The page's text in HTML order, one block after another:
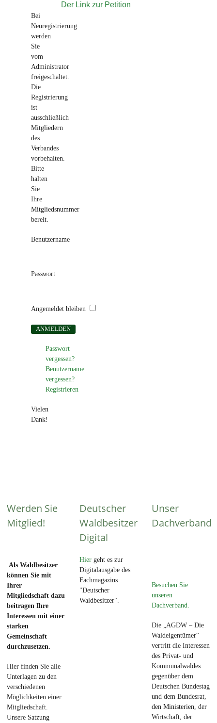
Bei
Neuregistrierung
werden
Sie
vom
Administrator
freigeschaltet.
Die
Registrierung
ist
ausschließlich
Mitgliedern
des
Verbandes
vorbehalten.
Bitte
halten
Sie
Ihre
Mitgliedsnummer
bereit.
Benutzername
Passwort
Angemeldet bleiben
Passwort
vergessen?
Benutzername
vergessen?
Registrieren
Vielen
Dank!
Der Link zur Petition
Werden Sie
Mitglied!
Als Waldbesitzer
können Sie mit
Ihrer
Mitgliedschaft dazu
beitragen Ihre
Interessen mit einer
starken
Gemeinschaft
durchzusetzen.
Hier finden Sie alle
Unterlagen zu den
verschiedenen
Möglichkeiten einer
Mitgliedschaft.
Unsere Satzung
Deutscher
Waldbesitzer
Digital
Hiergeht es zur
Digitalausgabe des
Fachmagazins
"Deutscher
Waldbesitzer".
Unser
Dachverband
Besuchen Sie
unseren
Dachverband.
Die „AGDW – Die
Waldeigentümer“
vertritt die Interessen
des Privat- und
Kommunalwaldes
gegenüber dem
Deutschen Bundestag
und dem Bundesrat,
den Ministerien, der
Wirtschaft, der